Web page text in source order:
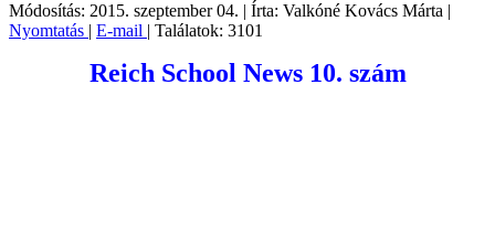
Módosítás: 2015. szeptember 04. | Írta: Valkóné Kovács Márta |
Nyomtatás | E-mail | Találatok: 3101
Reich School News 10. szám